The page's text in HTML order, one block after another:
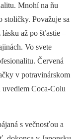
Mnohí na ňu
stoličky. Považuje sa
až po šťastie –
Vo svete
Červená
v potravinárskom
Coca-Colu
s večnosťou a